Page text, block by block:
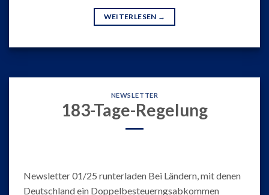
WEITERLESEN →
NEWSLETTER
183-Tage-Regelung
Newsletter 01/25 runterladen Bei Ländern, mit denen
Deutschland ein Doppelbesteuerngsabkommen